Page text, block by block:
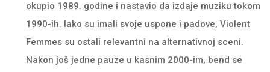
okupio 1989. godine i nastavio da izdaje muziku tokom
1990-ih. Iako su imali svoje uspone i padove, Violent
Femmes su ostali relevantni na alternativnoj sceni.
Nakon još jedne pauze u kasnim 2000-im, bend se